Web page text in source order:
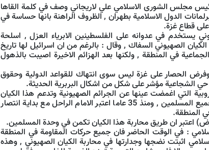
رئيس مجلس الشورى الاسلامي علي لاريجاني وصف في كلمة القاها
الدول الاسلامية بطهران , الظروف الراهنة بانها حساسة في
قطاع غزة.
يستخدم في عدوانه على الفلسطينين الابرياء العزل , اسلحة
الصهيوني السفاك , وقال : بالرغم من ان اسرائيل لها تاريخ
في المنطقة , ولكنها بعد الهزائم الاخيرة اصيبت بالذهول
الحصار على غزة ليس سوى انتهاك للقواعد الدولية وحقوق
حي الشجاعية مؤشر على شكل من اشكال البربرية الحديثة.
التي اغمضت عينها عن الجرائم الصهيونية وتدعم هذا الكيان
المجرم , ان غزة اليوم هي قلب جميع المسلمين , ومنذ 35 عاما اعتبر الامام الراحل مع بداية انتصار
المنطقة.
اعتبر ان طريق محاربة هذا الكيان تكمن في وحدة المسلمين.
: في الوقت الحاضر فان جميع حركات المقاومة في المنطقة
اثبتت نضجها وجدارتها في محاربة الكيان الصهيوني , وهذه